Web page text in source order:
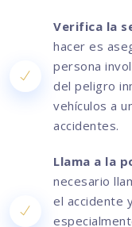
Verifica la
hacer es
persona
del peligro
vehículos a
accidentes.
Llama a la
necesario
el accidente